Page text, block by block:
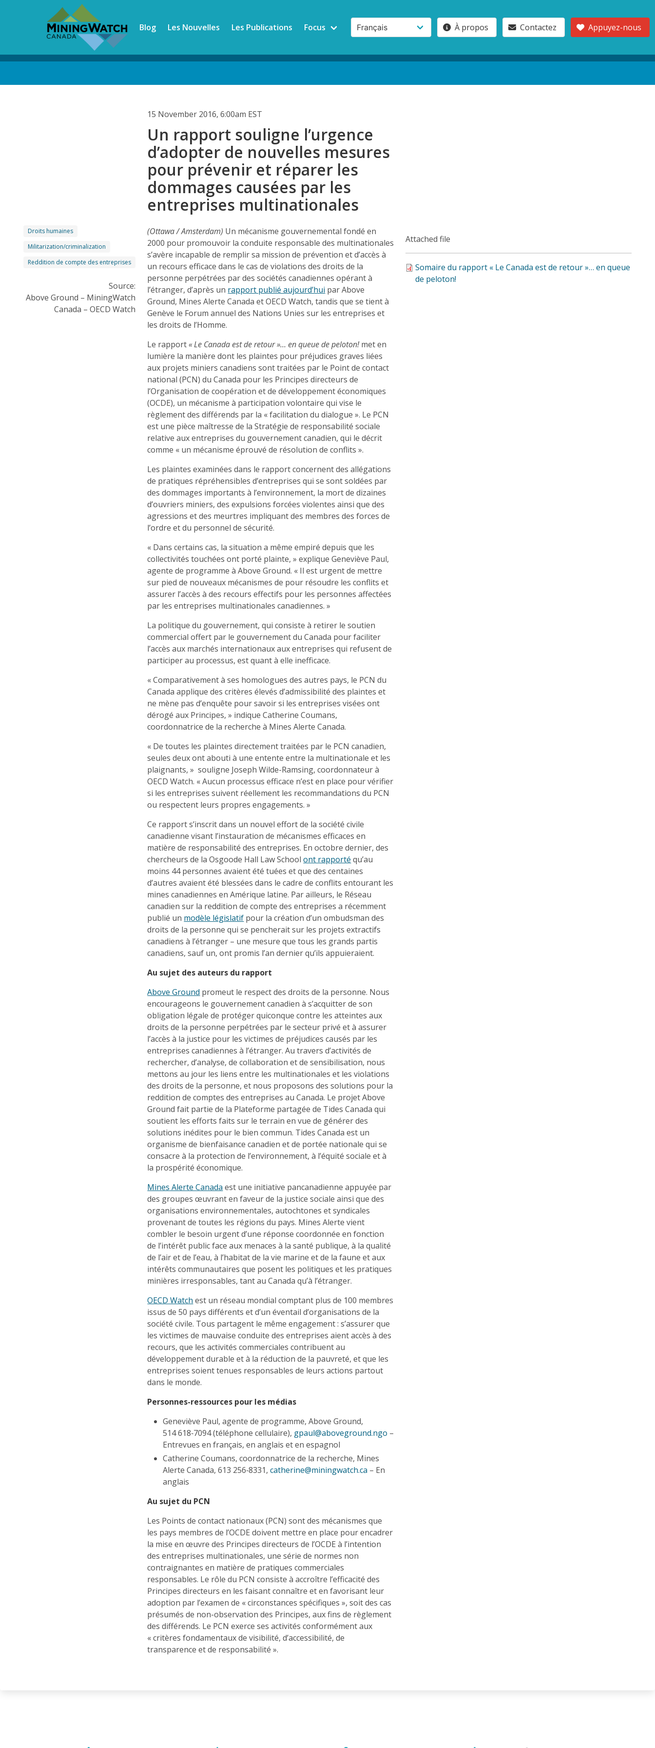
Blog Les Nouvelles Les Publications Focus À propos Contactez Appuyez-nous
15 November 2016, 6:00am EST
Un rapport souligne l’urgence
d’adopter de nouvelles mesures
pour prévenir et réparer les
dommages causées par les
entreprises multinationales
Droits humaines
Militarization/criminalization
Reddition de compte des entreprises
Source:
Above Ground – MiningWatch
Canada – OECD Watch
(Ottawa / Amsterdam) Un mécanisme gouvernemental fondé en
2000 pour promouvoir la conduite responsable des multinationales
s’avère incapable de remplir sa mission de prévention et d’accès à
un recours efficace dans le cas de violations des droits de la
personne perpétrées par des sociétés canadiennes opérant à
l’étranger, d’après un rapport publié aujourd’hui par Above
Ground, Mines Alerte Canada et OECD Watch, tandis que se tient à
Genève le Forum annuel des Nations Unies sur les entreprises et
les droits de l’Homme.
Le rapport« Le Canada est de retour »… en queue de peloton!met en
lumière la manière dont les plaintes pour préjudices graves liées
aux projets miniers canadiens sont traitées par le Point de contact
national (PCN) du Canada pour les Principes directeurs de
l’Organisation de coopération et de développement économiques
(OCDE), un mécanisme à participation volontaire qui vise le
règlement des différends par la « facilitation du dialogue ». Le PCN
est une pièce maîtresse de la Stratégie de responsabilité sociale
relative aux entreprises du gouvernement canadien, qui le décrit
comme « un mécanisme éprouvé de résolution de conflits ».
Les plaintes examinées dans le rapport concernent des allégations
de pratiques répréhensibles d’entreprises qui se sont soldées par
des dommages importants à l’environnement, la mort de dizaines
d’ouvriers miniers, des expulsions forcées violentes ainsi que des
agressions et des meurtres impliquant des membres des forces de
l’ordre et du personnel de sécurité.
« Dans certains cas, la situation a même empiré depuis que les
collectivités touchées ont porté plainte, » explique Geneviève Paul,
agente de programme à Above Ground. « Il est urgent de mettre
sur pied de nouveaux mécanismes de pour résoudre les conflits et
assurer l’accès à des recours effectifs pour les personnes affectées
par les entreprises multinationales canadiennes. »
La politique du gouvernement, qui consiste à retirer le soutien
commercial offert par le gouvernement du Canada pour faciliter
l’accès aux marchés internationaux aux entreprises qui refusent de
participer au processus, est quant à elle inefficace.
« Comparativement à ses homologues des autres pays, le PCN du
Canada applique des critères élevés d’admissibilité des plaintes et
ne mène pas d’enquête pour savoir si les entreprises visées ont
dérogé aux Principes, » indique Catherine Coumans,
coordonnatrice de la recherche à Mines Alerte Canada.
« De toutes les plaintes directement traitées par le PCN canadien,
seules deux ont abouti à une entente entre la multinationale et les
plaignants, » souligne Joseph Wilde-Ramsing, coordonnateur à
OECD Watch. « Aucun processus efficace n’est en place pour vérifier
si les entreprises suivent réellement les recommandations du PCN
ou respectent leurs propres engagements. »
Ce rapport s’inscrit dans un nouvel effort de la société civile
canadienne visant l’instauration de mécanismes efficaces en
matière de responsabilité des entreprises. En octobre dernier, des
chercheurs de la Osgoode Hall Law Schoolont rapporté qu’au
moins 44 personnes avaient été tuées et que des centaines
d’autres avaient été blessées dans le cadre de conflits entourant les
mines canadiennes en Amérique latine. Par ailleurs, le Réseau
canadien sur la reddition de compte des entreprises a récemment
publié un modèle législatif pour la création d’un ombudsman des
droits de la personne qui se pencherait sur les projets extractifs
canadiens à l’étranger – une mesure que tous les grands partis
canadiens, sauf un, ont promis l’an dernier qu’ils appuieraient.
Au sujet des auteurs du rapport
Above Ground promeut le respect des droits de la personne. Nous
encourageons le gouvernement canadien à s’acquitter de son
obligation légale de protéger quiconque contre les atteintes aux
droits de la personne perpétrées par le secteur privé et à assurer
l’accès à la justice pour les victimes de préjudices causés par les
entreprises canadiennes à l’étranger. Au travers d’activités de
rechercher, d’analyse, de collaboration et de sensibilisation, nous
mettons au jour les liens entre les multinationales et les violations
des droits de la personne, et nous proposons des solutions pour la
reddition de comptes des entreprises au Canada. Le projet Above
Ground fait partie de la Plateforme partagée de Tides Canada qui
soutient les efforts faits sur le terrain en vue de générer des
solutions inédites pour le bien commun. Tides Canada est un
organisme de bienfaisance canadien et de portée nationale qui se
consacre à la protection de l’environnement, à l’équité sociale et à
la prospérité économique.
Mines Alerte Canada est une initiative pancanadienne appuyée par
des groupes œuvrant en faveur de la justice sociale ainsi que des
organisations environnementales, autochtones et syndicales
provenant de toutes les régions du pays. Mines Alerte vient
combler le besoin urgent d’une réponse coordonnée en fonction
de l’intérêt public face aux menaces à la santé publique, à la qualité
de l’air et de l’eau, à l’habitat de la vie marine et de la faune et aux
intérêts communautaires que posent les politiques et les pratiques
minières irresponsables, tant au Canada qu’à l’étranger.
OECD Watch est un réseau mondial comptant plus de 100 membres
issus de 50 pays différents et d’un éventail d’organisations de la
société civile. Tous partagent le même engagement : s’assurer que
les victimes de mauvaise conduite des entreprises aient accès à des
recours, que les activités commerciales contribuent au
développement durable et à la réduction de la pauvreté, et que les
entreprises soient tenues responsables de leurs actions partout
dans le monde.
Personnes-ressources pour les médias
Geneviève Paul, agente de programme, Above Ground,
514 618‑7094 (téléphone cellulaire), gpaul@aboveground.ngo –
Entrevues en français, en anglais et en espagnol
Catherine Coumans, coordonnatrice de la recherche, Mines
Alerte Canada, 613 256‑8331,catherine@miningwatch.ca – En
anglais
Au sujet du PCN
Les Points de contact nationaux (PCN) sont des mécanismes que
les pays membres de l’OCDE doivent mettre en place pour encadrer
la mise en œuvre des Principes directeurs de l’OCDE à l’intention
des entreprises multinationales, une série de normes non
contraignantes en matière de pratiques commerciales
responsables. Le rôle du PCN consiste à accroître l’efficacité des
Principes directeurs en les faisant connaître et en favorisant leur
adoption par l’examen de « circonstances spécifiques », soit des cas
présumés de non-observation des Principes, aux fins de règlement
des différends. Le PCN exerce ses activités conformément aux
« critères fondamentaux de visibilité, d’accessibilité, de
transparence et de responsabilité ».
Attached file
Somaire du rapport « Le Canada est de retour »… en queue
de peloton!